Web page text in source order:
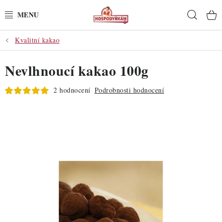
na
POTŘEBY
POMŮCKY
SUROVINY
Kvalitní kakao
Nevlhnoucí kakao 100g
2 hodnocení Podrobnosti hodnocení